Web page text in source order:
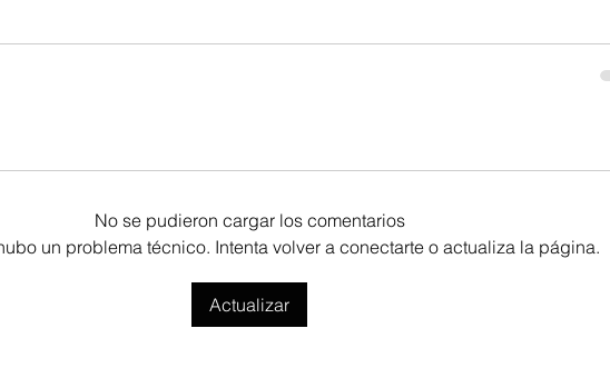
No se pudieron cargar los comentarios
un problema técnico. Intenta volver a conectarte o actualiza la página.
Actualizar